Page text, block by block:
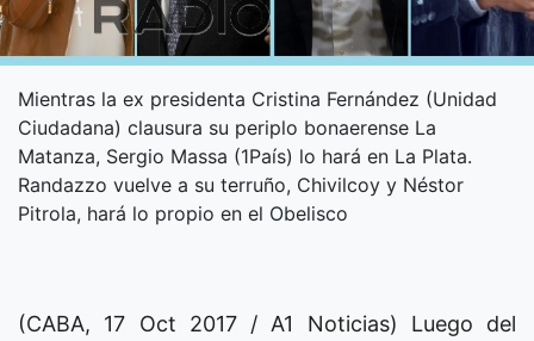
Mientras la ex presidenta Cristina Fernández (Unidad
Ciudadana) clausura su periplo bonaerense La
Matanza, Sergio Massa (1País) lo hará en La Plata.
Randazzo vuelve a su terruño, Chivilcoy y Néstor
Pitrola, hará lo propio en el Obelisco
(CABA, 17 Oct 2017 / A1 Noticias) Luego del